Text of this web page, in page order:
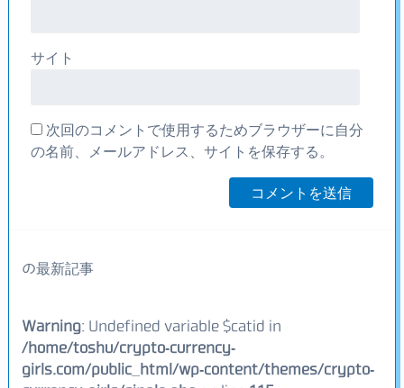
サイト
次回のコメントで使用するためブラウザーに自分
の名前、メールアドレス、サイトを保存する。
の最新記事
Warning: Undefined variable $catid in
/home/toshu/crypto-currency-
girls.com/public_html/wp-content/themes/crypto-